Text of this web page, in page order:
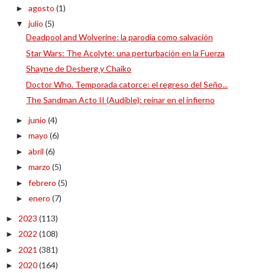
► agosto (1)
▼ julio (5)
Deadpool and Wolverine: la parodia como salvación
Star Wars: The Acolyte: una perturbación en la Fuerza
Shayne de Desberg y Chaiko
Doctor Who. Temporada catorce: el regreso del Seño...
The Sandman Acto II (Audible): reinar en el infierno
► junio (4)
► mayo (6)
► abril (6)
► marzo (5)
► febrero (5)
► enero (7)
► 2023 (113)
► 2022 (108)
► 2021 (381)
► 2020(164)